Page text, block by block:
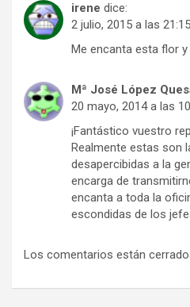
irene dice:
2 julio, 2015 a las 21:15
Me encanta esta flor
Mª José López
20 mayo, 2014 a las
¡Fantástico vuestro
Realmente estas son
desapercibidas a la
encarga de
encanta a toda la
escondidas de los
Los comentarios están